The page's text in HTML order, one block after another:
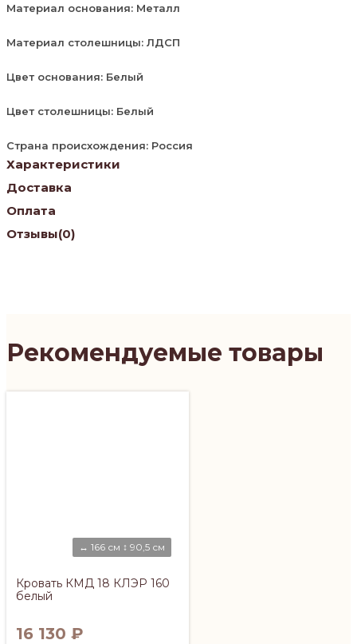
Материал основания: Металл
Материал столешницы: ЛДСП
Цвет основания: Белый
Цвет столешницы: Белый
Страна происхождения: Россия
Характеристики
Доставка
Оплата
Отзывы(0)
Рекомендуемые товары
↔ 166 см ↕ 90,5 см
Кровать КМД 18 КЛЭР 160
белый
16 130 ₽